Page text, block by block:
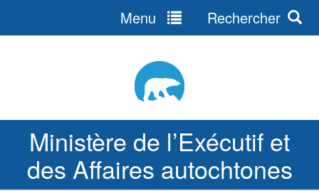
Ministère de l’Exécutif et
des Affaires autochtones
Menu Rechercher